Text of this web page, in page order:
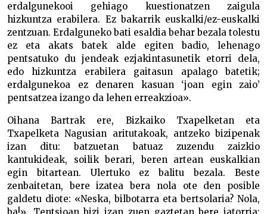
erdalgunekooi gehiago kuestionatzen zaigula
hizkuntza erabilera. Ez bakarrik euskalki/ez-euskalki
zentzuan. Erdalguneko bati esaldia behar bezala tolestu
ez eta akats batek alde egiten badio, lehenago
pentsatuko du jendeak ezjakintasunetik etorri dela,
edo hizkuntza erabilera gaitasun apalago batetik;
erdalgunekoa ez denaren kasuan ‘joan egin zaio’
pentsatzea izango da lehen erreakzioa».
Oihana Bartrak ere, Bizkaiko Txapelketan eta
Txapelketa Nagusian aritutakoak, antzeko bizipenak
izan ditu: batzuetan batuaz zuzendu zaizkio
kantukideak, soilik berari, beren artean euskalkian
egin bitartean. Ulertuko ez balitu bezala. Beste
zenbaitetan, bere izatea bera nola ote den posible
galdetu diote: «Neska, bilbotarra eta bertsolaria? Nola,